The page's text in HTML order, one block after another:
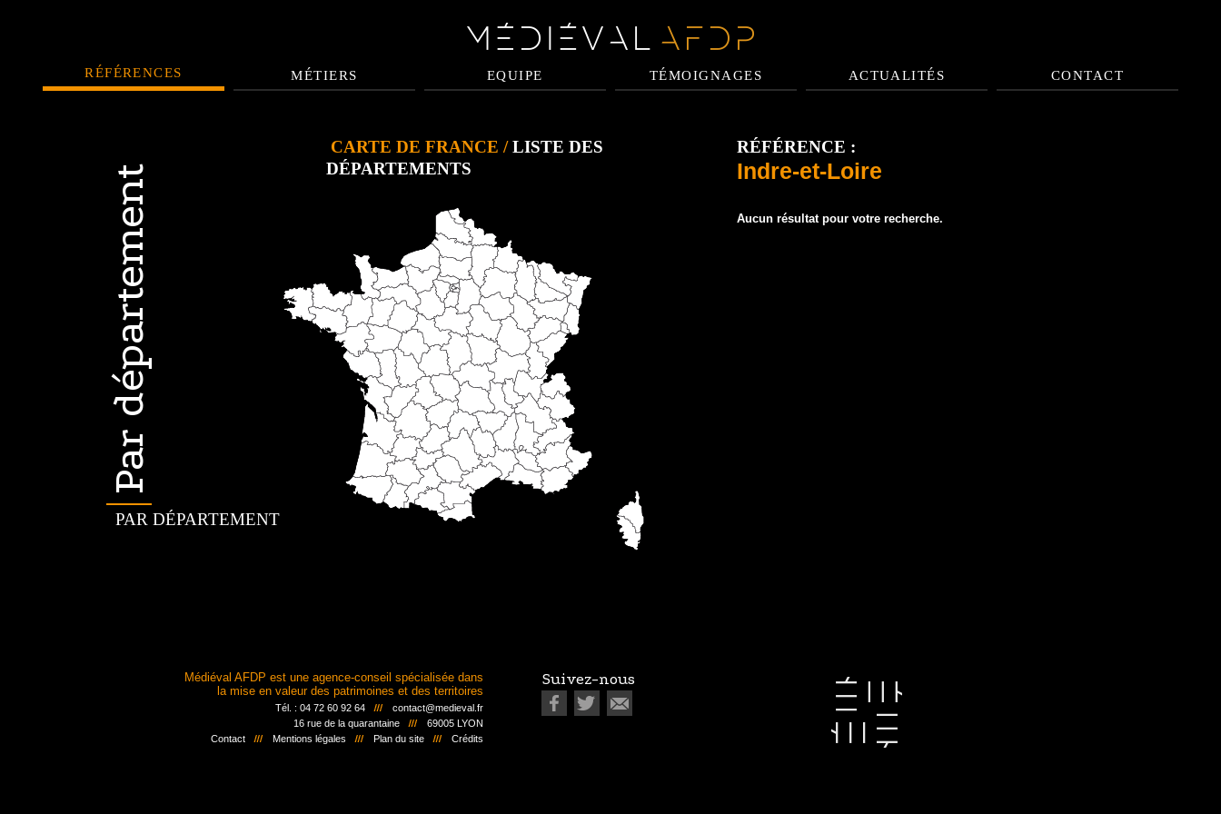
RÉFÉRENCES MÉTIERS EQUIPE TÉMOIGNAGES ACTUALITÉS CONTACT
Par département
PAR DÉPARTEMENT
CARTE DE FRANCE / LISTE DES
DÉPARTEMENTS
RÉFÉRENCE :
Indre-et-Loire
Aucun résultat pour votre recherche.
Médiéval AFDP est une agence-conseil spécialisée dans
la mise en valeur des patrimoines et des territoires
contact@medieval.fr
Tél. : 04 72 60 92 64
69005 LYON
16 rue de la quarantaine
Contact
Mentions légales Plan du site Crédits
Suivez-nous